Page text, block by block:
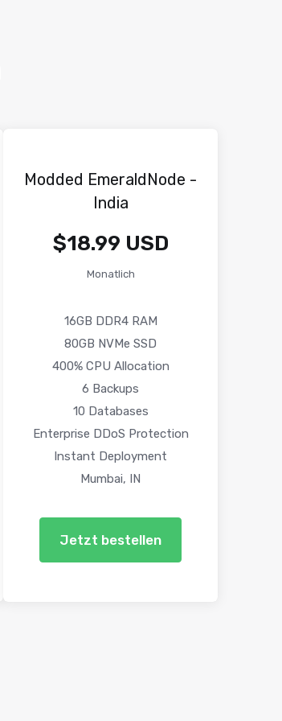
Modded EmeraldNode -
India
$18.99 USD
Monatlich
16GB DDR4 RAM
80GB NVMe SSD
400% CPU Allocation
6 Backups
10 Databases
Enterprise DDoS Protection
Instant Deployment
Mumbai, IN
Jetzt bestellen